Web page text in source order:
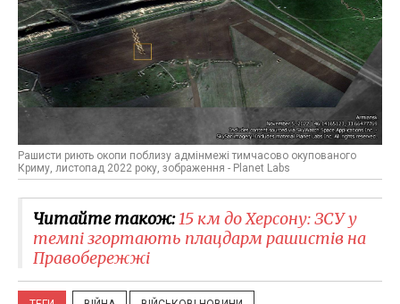
Рашисти риють окопи поблизу адмінмежі тимчасово окупованого
Криму, листопад 2022 року, зображення - Planet Labs
Читайте також:15 км до Херсону: ЗСУ у
темпі згортають плацдарм рашистів на
Правобережжі